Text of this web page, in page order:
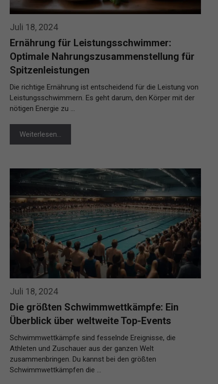
Juli 18, 2024
Ernährung für Leistungsschwimmer:
Optimale Nahrungszusammenstellung für
Spitzenleistungen
Die richtige Ernährung ist entscheidend für die Leistung von
Leistungsschwimmern. Es geht darum, den Körper mit der
nötigen Energie zu …
Weiterlesen…
Juli 18, 2024
Die größten Schwimmwettkämpfe: Ein
Überblick über weltweite Top-Events
Schwimmwettkämpfe sind fesselnde Ereignisse, die
Athleten und Zuschauer aus der ganzen Welt
zusammenbringen. Du kannst bei den größten
Schwimmwettkämpfen die …